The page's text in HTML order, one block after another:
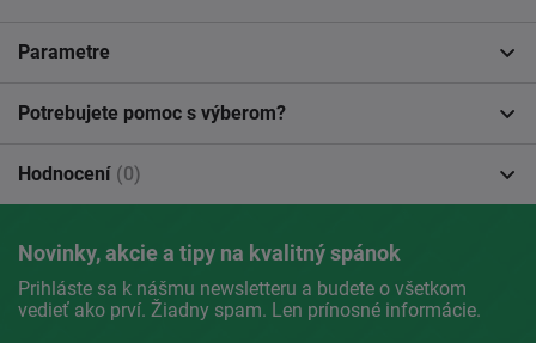
Parametre
Potrebujete pomoc s výberom?
Hodnocení (0)
Novinky, akcie a tipy na kvalitný spánok
Prihláste sa k nášmu newsletteru a budete o všetkom
vedieť ako prví. Žiadny spam. Len prínosné informácie.